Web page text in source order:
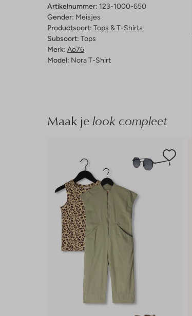
Artikelnummer: 123-1000-650
Gender: Meisjes
Productsoort: Tops & T-Shirts
Subsoort: Tops
Merk: Ao76
Model: Nora T-Shirt
Maak je look compleet